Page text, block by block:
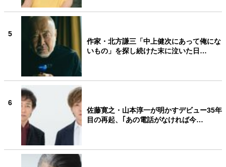
5
作家・北方謙三「中上健次にあって俺にな
いもの」を探し続けた末に泣いた日…
6
佐藤寛之・山本淳一が明かすデビュー35年
目の再起、｢あの電話がなければ今…